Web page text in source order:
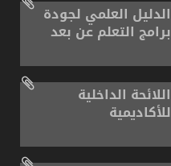
الدليل العلمي لجودة
برامج التعلم عن بعد
اللائحة الداخلية
للأكاديمية